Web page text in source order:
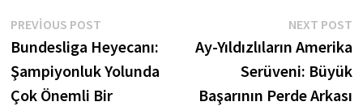
Yazı
gezinmesi
PREVIOUS POSTPrevious
post:
Bundesliga Heyecanı:
Şampiyonluk Yolunda
Çok Önemli Bir
NEXT POST
Ay-Yıldızlıların Amerika
Serüveni: Büyük
Başarının Perde Arkası